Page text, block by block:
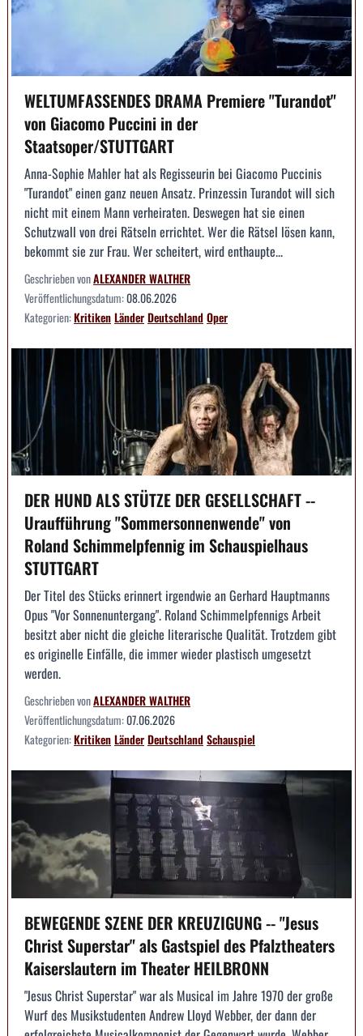
WELTUMFASSENDES DRAMA Premiere "Turandot"
von Giacomo Puccini in der
Staatsoper/STUTTGART
Anna-Sophie Mahler hat als Regisseurin bei Giacomo Puccinis
"Turandot" einen ganz neuen Ansatz. Prinzessin Turandot will sich
nicht mit einem Mann verheiraten. Deswegen hat sie einen
Schutzwall von drei Rätseln errichtet. Wer die Rätsel lösen kann,
bekommt sie zur Frau. Wer scheitert, wird enthaupte...
Geschrieben vonALEXANDER WALTHER
Veröffentlichungsdatum:08.06.2026
Kategorien:KritikenLänderDeutschlandOper
DER HUND ALS STÜTZE DER GESELLSCHAFT --
Uraufführung "Sommersonnenwende" von
Roland Schimmelpfennig im Schauspielhaus
STUTTGART
Der Titel des Stücks erinnert irgendwie an Gerhard Hauptmanns
Opus "Vor Sonnenuntergang". Roland Schimmelpfennigs Arbeit
besitzt aber nicht die gleiche literarische Qualität. Trotzdem gibt
es originelle Einfälle, die immer wieder plastisch umgesetzt
werden.
Geschrieben vonALEXANDER WALTHER
Veröffentlichungsdatum:07.06.2026
Kategorien:KritikenLänderDeutschlandSchauspiel
BEWEGENDE SZENE DER KREUZIGUNG -- "Jesus
Christ Superstar" als Gastspiel des Pfalztheaters
Kaiserslautern im Theater HEILBRONN
"Jesus Christ Superstar" war als Musical im Jahre 1970 der große
Wurf des Musikstudenten Andrew Lloyd Webber, der dann der